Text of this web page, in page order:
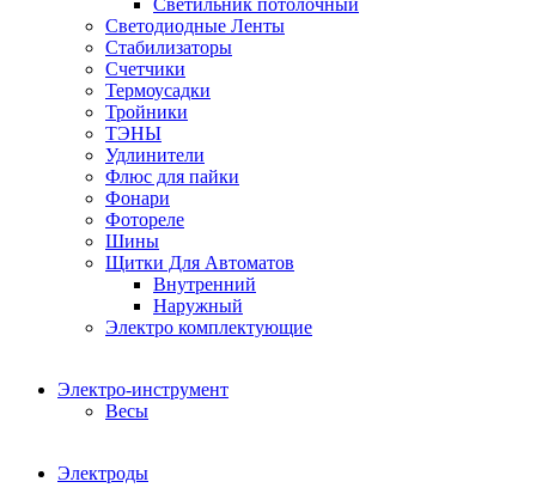
Светодиодные Ленты
Стабилизаторы
Счетчики
Термоусадки
Тройники
ТЭНЫ
Удлинители
Флюс для пайки
Фонари
Фотореле
Шины
Щитки Для Автоматов
Внутренний
Наружный
Электро комплектующие
Электро-инструмент
Весы
Электроды